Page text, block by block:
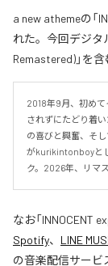
a new athemeの「
れた。今回デジタ
Remastered)」を
2018年9月、初め
されずにたどり着
の喜びと興奮、そ
がkurikintonboyと
ク。2026年、リマ
なお「INNOCENT
Spotify、 LINE
の音楽配信サービ